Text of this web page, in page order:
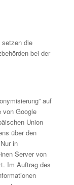
setzen die
bei der
auf
von Google
Union
über den
in
Server von
Im Auftrag des